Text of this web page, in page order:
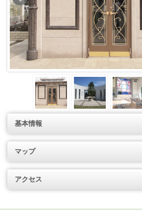
基本情報
マップ
アクセス